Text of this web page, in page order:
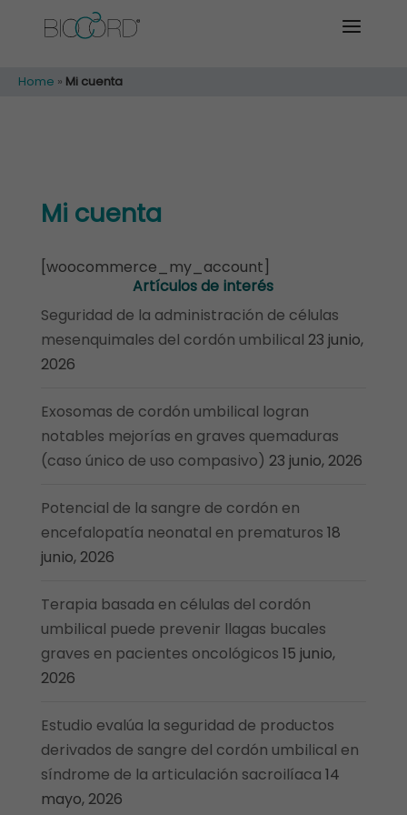
Home » Mi cuenta
Mi cuenta
[woocommerce_my_account]
Artículos de interés
Seguridad de la administración de células
mesenquimales del cordón umbilical 23 junio,
2026
Exosomas de cordón umbilical logran
notables mejorías en graves quemaduras
(caso único de uso compasivo) 23 junio, 2026
Potencial de la sangre de cordón en
encefalopatía neonatal en prematuros 18
junio, 2026
Terapia basada en células del cordón
umbilical puede prevenir llagas bucales
graves en pacientes oncológicos 15 junio,
2026
Estudio evalúa la seguridad de productos
derivados de sangre del cordón umbilical en
síndrome de la articulación sacroilíaca 14
mayo, 2026